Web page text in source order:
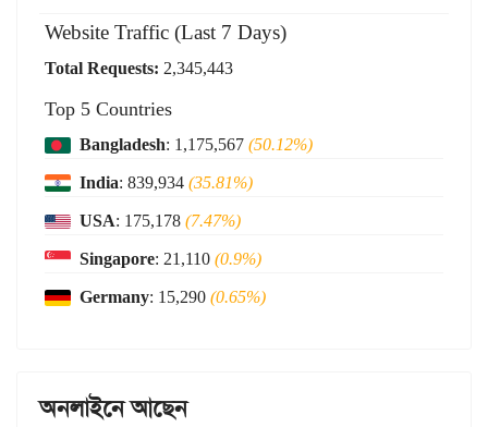
Website Traffic (Last 7 Days)
Total Requests: 2,345,443
Top 5 Countries
Bangladesh: 1,175,567(50.12%)
India: 839,934(35.81%)
USA: 175,178(7.47%)
Singapore: 21,110(0.9%)
Germany: 15,290(0.65%)
অনলাইনে আছেন